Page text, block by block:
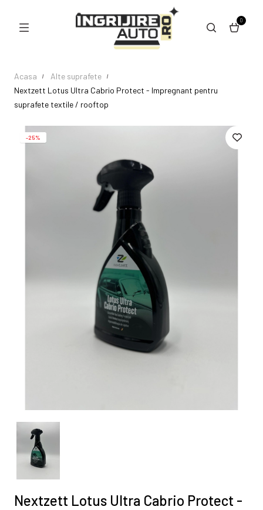
0
Acasa
Alte suprafete
Nextzett Lotus Ultra Cabrio Protect - Impregnant pentru
suprafete textile / rooftop
-25%
Nextzett Lotus Ultra Cabrio Protect -